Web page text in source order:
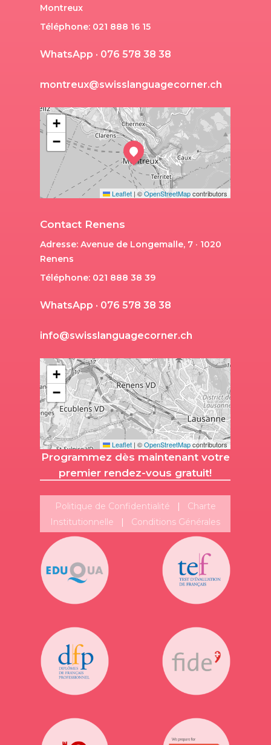
Plus de publications Suivez-nous!
Montreux
Téléphone: 021 888 16 15
WhatsApp · 076 578 38 38
montreux@swisslanguagecorner.ch
+
−
Leaflet | ©OpenStreetMapcontributors
Contact Renens
Adresse: Avenue de Longemalle, 7 · 1020
Renens
Téléphone: 021 888 38 39
WhatsApp · 076 578 38 38
info@swisslanguagecorner.ch
+
−
Leaflet | ©OpenStreetMapcontributors
Programmez dès maintenant votre
premier rendez-vous gratuit!
Politique de Confidentialité | Charte
Institutionnelle | Conditions Générales